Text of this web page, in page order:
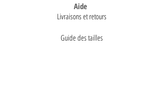
Aide
Livraisons et retours
Guide des tailles